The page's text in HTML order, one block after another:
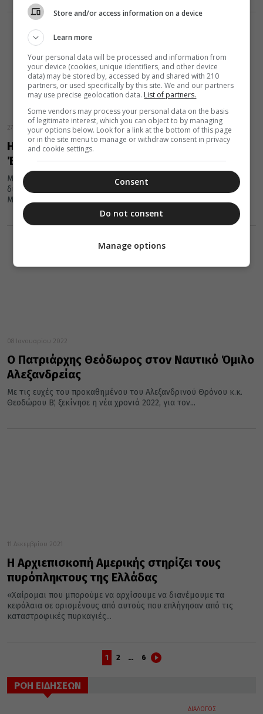
27 Ιανουαρίου 2022
Η Ελλάδα τιμώμενη χώρα στην 53η Διεθνή
Έκθεση Βιβλίου Καΐρου
Με ιδιαίτερες αξιώσεις και υψηλές προσδοκίες από τους
διοργανωτές, ο πρωθυπουργός της Αιγύπτου κ. Μοστάφα
Ματμπούλι και η υπουργός...
08 Ιανουαρίου 2022
Ο Πατριάρχης Θεόδωρος στον Ναυτικό Όμιλο
Αλεξανδρείας
Με τις ευχές του προκαθημένου του Αλεξανδρινού Θρόνου κ.κ.
Θεοδώρου Β΄, ξεκίνησε η νέα χρονιά 2022, για τον...
11 Δεκεμβρίου 2021
Η Αρχιεπισκοπή Αμερικής στηρίζει τους
πυρόπληκτους της Ελλάδας
«Χαίρομαι που μπορούμε να αρχίσουμε να διανέμουμε τα
κεφάλαια σε ορισμένους από αυτούς που επλήγησαν από τις
καταστροφικές πυρκαγιές...
1 2 … 6
ΡΟΗ ΕΙΔΗΣΕΩΝ
ΔΙΑΛΟΓΟΣ
Store and/or access information on a device
Learn more
Your personal data will be processed and information from
your device (cookies, unique identifiers, and other device
data) may be stored by, accessed by and shared with 210
partners, or used specifically by this site. We and our partners
may use precise geolocation data. List of partners.
Some vendors may process your personal data on the basis
of legitimate interest, which you can object to by managing
your options below. Look for a link at the bottom of this page
or in the site menu to manage or withdraw consent in privacy
and cookie settings.
Consent
Do not consent
Manage options